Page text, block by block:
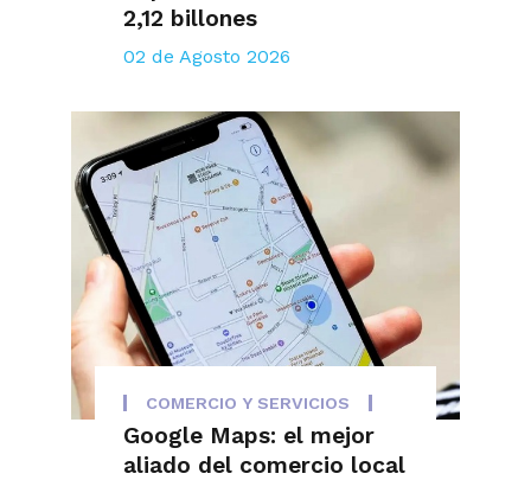
2,12 billones
02 de Agosto 2026
COMERCIO Y SERVICIOS
Google Maps: el mejor
aliado del comercio local